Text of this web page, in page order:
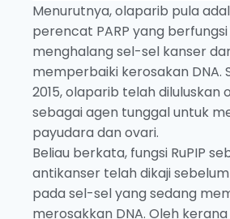
Menurutnya, olaparib pula
perencat PARP yang
menghalang sel-sel kanser
memperbaiki kerosakan DNA.
2015, olaparib telah diluluskan
sebagai agen tunggal untuk
payudara dan ovari.
Beliau berkata, fungsi RuPIP
antikanser telah dikaji
pada sel-sel yang sedang
merosakkan DNA. Oleh